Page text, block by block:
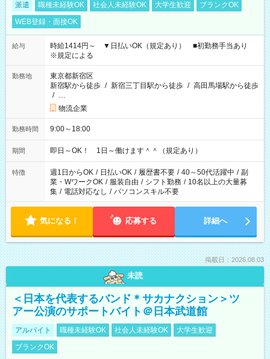
派遣 職種未経験OK 社会人未経験OK 大学生歓迎
ブランクOK
WEB登録・面接OK
給与
時給1414円～ ▼日払いOK（規定あり） ■初勤務手当あり
※規定による
勤務地
東京都新宿区
新宿駅から徒歩 / 新宿三丁目駅から徒歩 / 高田馬場駅から徒歩
/ …
物流企業
勤務時間 9:00～18:00
期間 即日～OK！ 1日～働けます＾＾（規定あり）
特徴 週1日からOK / 日払いOK / 履歴書不要 / 40～50代活躍中 / 副
業・WワークOK / 服装自由 / シフト勤務 / 10名以上の大量募
集 / 電話対応なし / パソコンスキル不要
気になる！ 応募する 詳細へ
掲載日：2026.08.03
未読
＜日本を代表するバンド＊サカナクション＞ツ
アー公演のサポートバイト＠日本武道館
アルバイト 職種未経験OK 社会人未経験OK
大学生歓迎
ブランクOK